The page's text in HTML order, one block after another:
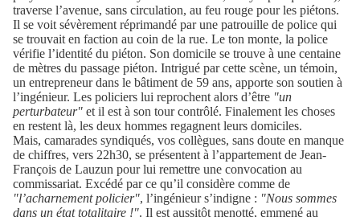
traverse l’avenue, sans circulation, au feu rouge pour les piétons.
Il se voit sévèrement réprimandé par une patrouille de police qui
se trouvait en faction au coin de la rue. Le ton monte, la police
vérifie l’identité du piéton. Son domicile se trouve à une centaine
de mètres du passage piéton. Intrigué par cette scène, un témoin,
un entrepreneur dans le bâtiment de 59 ans, apporte son soutien à
l’ingénieur. Les policiers lui reprochent alors d’être "un
perturbateur" et il est à son tour contrôlé. Finalement les choses
en restent là, les deux hommes regagnent leurs domiciles.
Mais, camarades syndiqués, vos collègues, sans doute en manque
de chiffres, vers 22h30, se présentent à l’appartement de Jean-
François de Lauzun pour lui remettre une convocation au
commissariat. Excédé par ce qu’il considère comme de
"l’acharnement policier", l’ingénieur s’indigne : "Nous sommes
dans un état totalitaire !". Il est aussitôt menotté, emmené au